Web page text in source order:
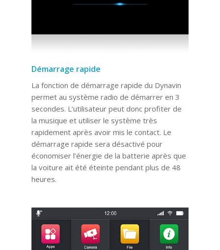
Démarrage rapide
La fonction de démarrage rapide du Dynavin
permet au système radio de démarrer en 3
secondes. L’utilisateur peut donc profiter de
la musique et utiliser le système très
rapidement après avoir mis le contact. Le
démarrage rapide sera désactivé pour
économiser l’énergie de la batterie après que
la voiture ait été éteinte pendant plus de 48
heures.